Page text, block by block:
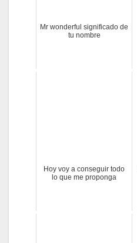
Mr wonderful significado de
tu nombre
Hoy voy a conseguir todo
lo que me proponga